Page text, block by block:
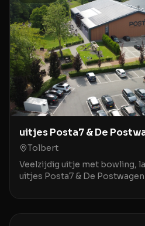
uitjes Posta7 & De
Tolbert
Veelzijdig uitje met bowling,
uitjes Posta7 & De